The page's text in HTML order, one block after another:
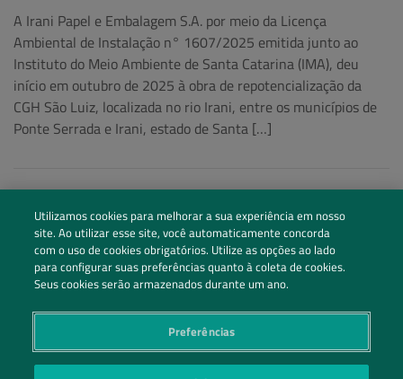
A Irani Papel e Embalagem S.A. por meio da Licença
Ambiental de Instalação n° 1607/2025 emitida junto ao
Instituto do Meio Ambiente de Santa Catarina (IMA), deu
início em outubro de 2025 à obra de repotencialização da
CGH São Luiz, localizada no rio Irani, entre os municípios de
Ponte Serrada e Irani, estado de Santa […]
Siga nossas redes sociais
Utilizamos cookies para melhorar a sua experiência em nosso
site. Ao utilizar esse site, você automaticamente concorda
com o uso de cookies obrigatórios. Utilize as opções ao lado
para configurar suas preferências quanto à coleta de cookies.
Seus cookies serão armazenados durante um ano.
Preferências